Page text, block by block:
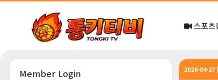
스포츠
2026-04-27
Member Login